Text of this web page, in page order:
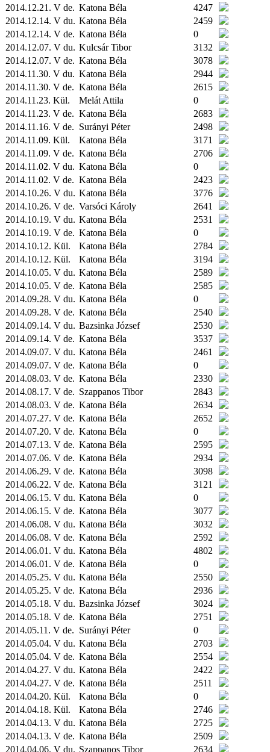
2014.12.21. V de. Katona Béla
4247
2014.12.14. V du. Katona Béla
2459
2014.12.14. V de. Katona Béla
0
2014.12.07. V du. Kulcsár Tibor
3132
2014.12.07. V de. Katona Béla
3078
2014.11.30. V du. Katona Béla
2944
2014.11.30. V de. Katona Béla
2615
2014.11.23. Kül. Melát Attila
0
2014.11.23. V de. Katona Béla
2683
2014.11.16. V de. Surányi Péter
2498
2014.11.09. Kül. Katona Béla
3171
2014.11.09. V de. Katona Béla
2706
2014.11.02. V du. Katona Béla
0
2014.11.02. V de. Katona Béla
2423
2014.10.26. V du. Katona Béla
3776
2014.10.26. V de. Varsóci Károly
2641
2014.10.19. V du. Katona Béla
2531
2014.10.19. V de. Katona Béla
0
2014.10.12. Kül. Katona Béla
2784
2014.10.12. Kül. Katona Béla
3194
2014.10.05. V du. Katona Béla
2589
2014.10.05. V de. Katona Béla
2585
2014.09.28. V du. Katona Béla
0
2014.09.28. V de. Katona Béla
2540
2014.09.14. V du. Bazsinka József
2530
2014.09.14. V de. Katona Béla
3537
2014.09.07. V du. Katona Béla
2461
2014.09.07. V de. Katona Béla
0
2014.08.03. V de. Katona Béla
2330
2014.08.17. V de. Szappanos Tibor
2843
2014.08.03. V de. Katona Béla
2634
2014.07.27. V de. Katona Béla
2652
2014.07.20. V de. Katona Béla
0
2014.07.13. V de. Katona Béla
2595
2014.07.06. V de. Katona Béla
2934
2014.06.29. V de. Katona Béla
3098
2014.06.22. V de. Katona Béla
3121
2014.06.15. V du. Katona Béla
0
2014.06.15. V de. Katona Béla
3077
2014.06.08. V du. Katona Béla
3032
2014.06.08. V de. Katona Béla
2592
2014.06.01. V du. Katona Béla
4802
2014.06.01. V de. Katona Béla
0
2014.05.25. V du. Katona Béla
2550
2014.05.25. V de. Katona Béla
2936
2014.05.18. V du. Bazsinka József
3024
2014.05.18. V de. Katona Béla
2751
2014.05.11. V de. Surányi Péter
0
2014.05.04. V du. Katona Béla
2703
2014.05.04. V de. Katona Béla
2554
2014.04.27. V du. Katona Béla
2422
2014.04.27. V de. Katona Béla
2511
2014.04.20. Kül. Katona Béla
0
2014.04.18. Kül. Katona Béla
2746
2014.04.13. V du. Katona Béla
2725
2014.04.13. V de. Katona Béla
2509
2014.04.06. V du. Szappanos Tibor
2634